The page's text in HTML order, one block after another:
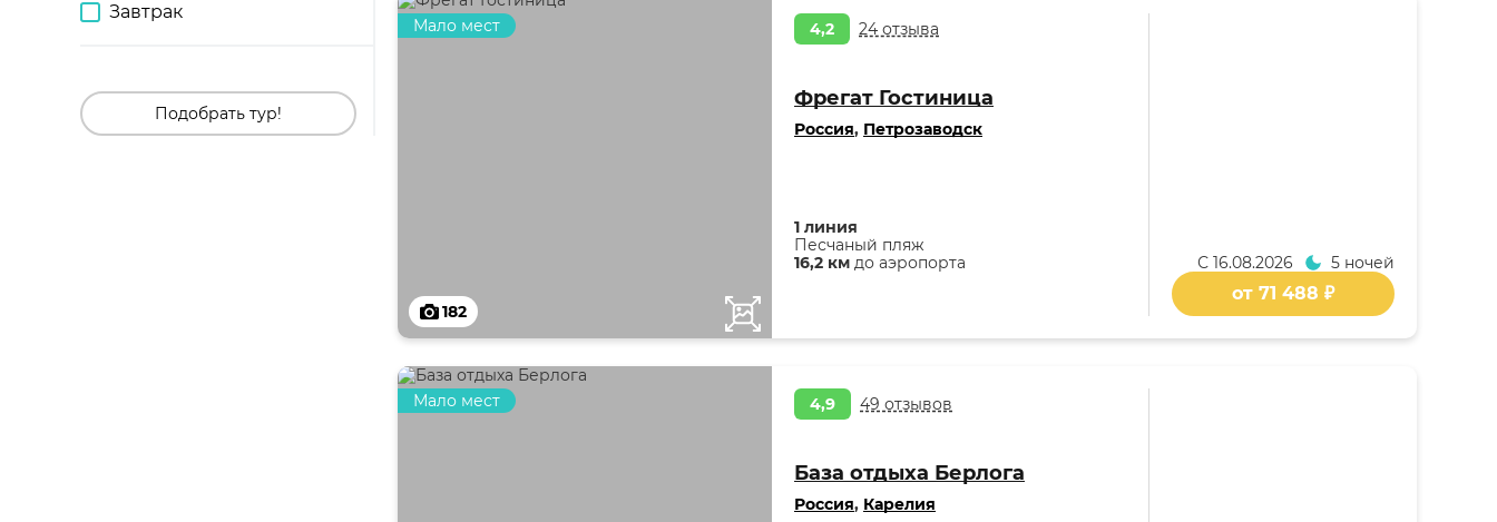
Завтрак
Подобрать тур!
182
Мало мест 4,2 24 отзыва
Фрегат Гостиница
Россия, Петрозаводск
1 линия
Песчаный пляж
16,2 км до аэропорта С 16.08.2026 5 ночей
от 71 488 ₽
Мало мест 4,9 49 отзывов
База отдыха Берлога
Россия, Карелия